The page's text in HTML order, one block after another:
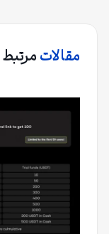
مقالاتمرتبط